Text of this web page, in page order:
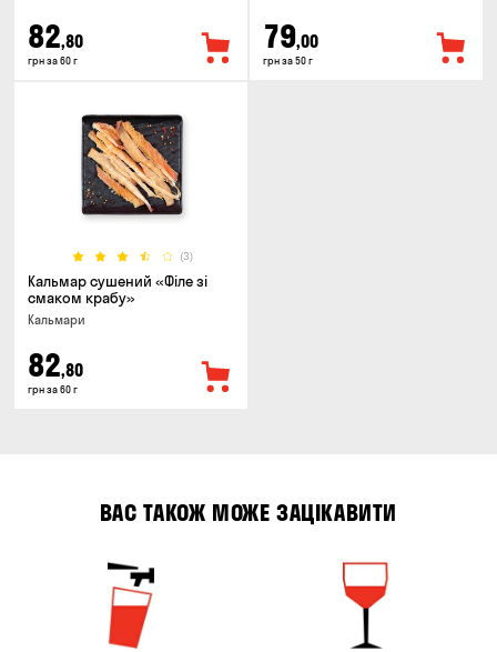
82,80
грн за 60 г
79,00
грн за 50 г
(3)
Кальмар сушений «Філе зі
смаком крабу»
Кальмари
82,80
грн за 60 г
ВАС ТАКОЖ МОЖЕ ЗАЦІКАВИТИ